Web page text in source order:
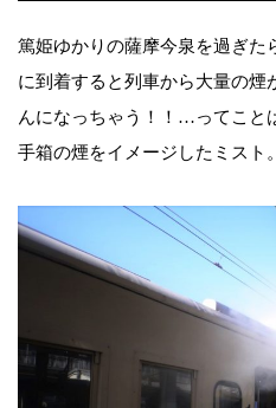
篤姫ゆかりの薩摩今泉を過ぎた
に到着すると列車から大量の煙
んになっちゃう！！…ってこと
手箱の煙をイメージしたミスト